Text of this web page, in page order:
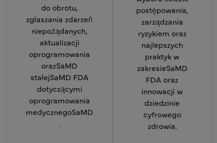
do obrotu,
zgłaszania zdarzeń
niepożądanych,
aktualizacji
oprogramowania
orazSaMD
stałejSaMD FDA
dotyczącymi
oprogramowania
medycznegoSaMD
.
postępowania,
zarządzania
ryzykiem oraz
najlepszych
praktyk w
zakresieSaMD
FDA oraz
innowacji w
dziedzinie
cyfrowego
zdrowia.